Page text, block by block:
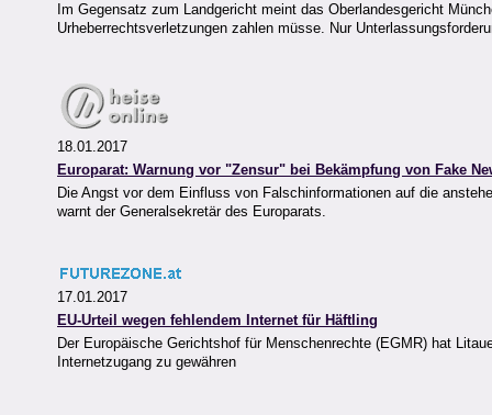
Im Gegensatz zum Landgericht meint das Oberlandesgericht
Urheberrechtsverletzungen zahlen müsse. Nur
18.01.2017
Europarat: Warnung vor "Zensur" bei Bekämpfung von Fake
Die Angst vor dem Einfluss von Falschinformationen auf die
warnt der Generalsekretär des Europarats.
17.01.2017
EU-Urteil wegen fehlendem Internet für Häftling
Der Europäische Gerichtshof für Menschenrechte (EGMR) hat
Internetzugang zu gewähren